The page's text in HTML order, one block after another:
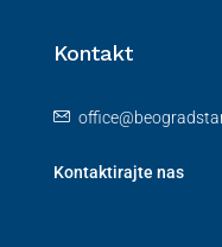
Kontakt
Kontaktirajte nas